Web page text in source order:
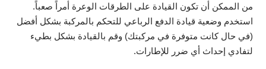
من الممكن أن تكون القيادة على الطرقات الوعرة أمراً صعباً.
استخدم وضعية قيادة الدفع الرباعي للتحكم بالمركبة بشكل أفضل
(في حال كانت متوفرة في مركبتك) وقم بالقيادة بشكل بطيء
لتفادي إحداث أي ضرر للإطارات.